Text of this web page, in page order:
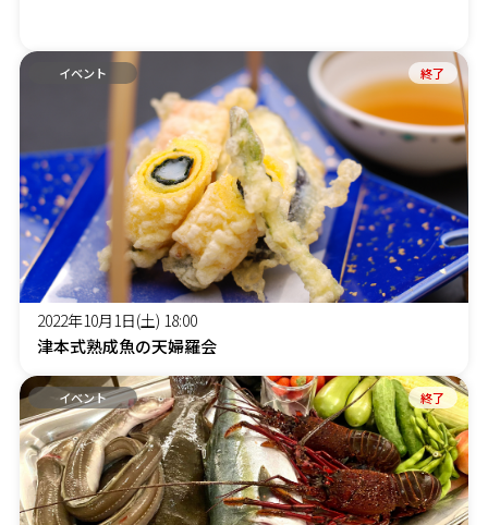
イベント 終了
2022年10月1日(土) 18:00
津本式熟成魚の天婦羅会
イベント 終了